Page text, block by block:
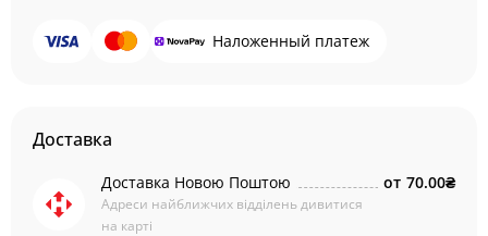
Наложенный платеж
Доставка
Доставка Новою Поштою
Адреси найближчих відділень дивитися
на карті
от 70.00₴